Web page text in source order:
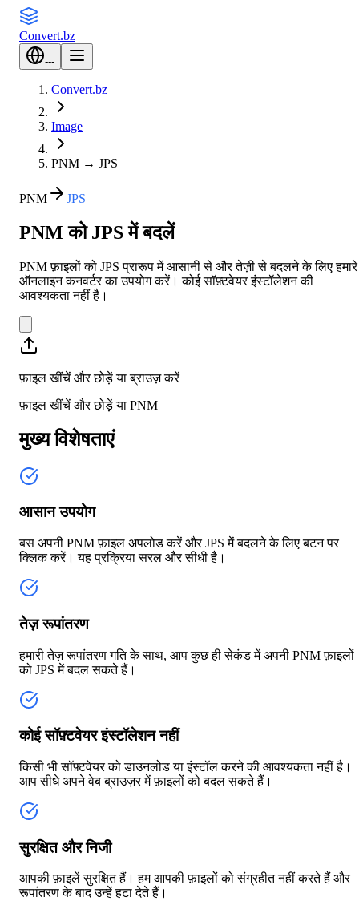
Convert.bz
---
Convert.bz
Image
PNM → JPS
PNM JPS
PNM को JPS में बदलें
PNM फ़ाइलों को JPS प्रारूप में आसानी से और तेज़ी से बदलने के लिए हमारे
ऑनलाइन कनवर्टर का उपयोग करें। कोई सॉफ़्टवेयर इंस्टॉलेशन की
आवश्यकता नहीं है।
फ़ाइल खींचें और छोड़ें या ब्राउज़ करें
फ़ाइल खींचें और छोड़ें या PNM
मुख्य विशेषताएं
आसान उपयोग
बस अपनी PNM फ़ाइल अपलोड करें और JPS में बदलने के लिए बटन पर
क्लिक करें। यह प्रक्रिया सरल और सीधी है।
तेज़ रूपांतरण
हमारी तेज़ रूपांतरण गति के साथ, आप कुछ ही सेकंड में अपनी PNM फ़ाइलों
को JPS में बदल सकते हैं।
कोई सॉफ़्टवेयर इंस्टॉलेशन नहीं
किसी भी सॉफ़्टवेयर को डाउनलोड या इंस्टॉल करने की आवश्यकता नहीं है।
आप सीधे अपने वेब ब्राउज़र में फ़ाइलों को बदल सकते हैं।
सुरक्षित और निजी
आपकी फ़ाइलें सुरक्षित हैं। हम आपकी फ़ाइलों को संग्रहीत नहीं करते हैं और
रूपांतरण के बाद उन्हें हटा देते हैं।